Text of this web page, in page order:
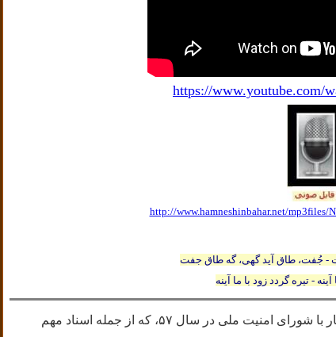
https://www.youtube.com/
http://www.hamneshinbahar.net/mp3files/
- جُفت، طاق آید گهی، گه طاق جفت
- تیره گردد زود با ما آینه
این بحث، خلاصه‌ای است از نشست‌های دکتر شاپور بختیار با شورای امنیت ملی در سال ۵۷، که از جمله اسناد مهم